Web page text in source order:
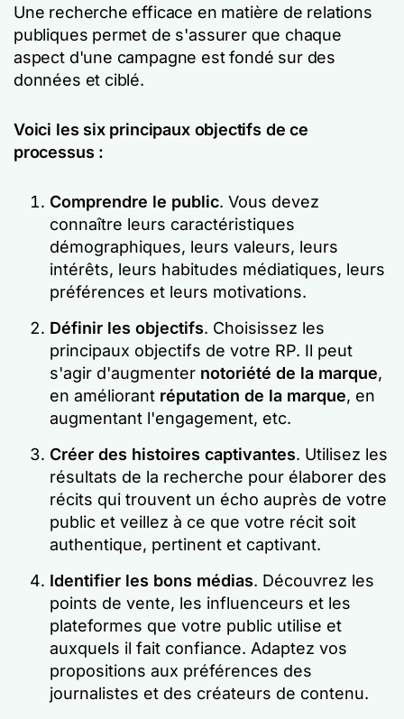
Une recherche efficace en matière de relations
publiques permet de s'assurer que chaque
aspect d'une campagne est fondé sur des
données et ciblé.
Voici les six principaux objectifs de ce
processus :
Comprendre le public. Vous devez
connaître leurs caractéristiques
démographiques, leurs valeurs, leurs
intérêts, leurs habitudes médiatiques, leurs
préférences et leurs motivations.
Définir les objectifs. Choisissez les
principaux objectifs de votre RP. Il peut
s'agir d'augmenter notoriété de la marque,
en améliorant réputation de la marque, en
augmentant l'engagement, etc.
Créer des histoires captivantes. Utilisez les
résultats de la recherche pour élaborer des
récits qui trouvent un écho auprès de votre
public et veillez à ce que votre récit soit
authentique, pertinent et captivant.
Identifier les bons médias. Découvrez les
points de vente, les influenceurs et les
plateformes que votre public utilise et
auxquels il fait confiance. Adaptez vos
propositions aux préférences des
journalistes et des créateurs de contenu.